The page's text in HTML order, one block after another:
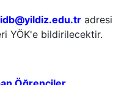
YÖK'e bildirilecektir.